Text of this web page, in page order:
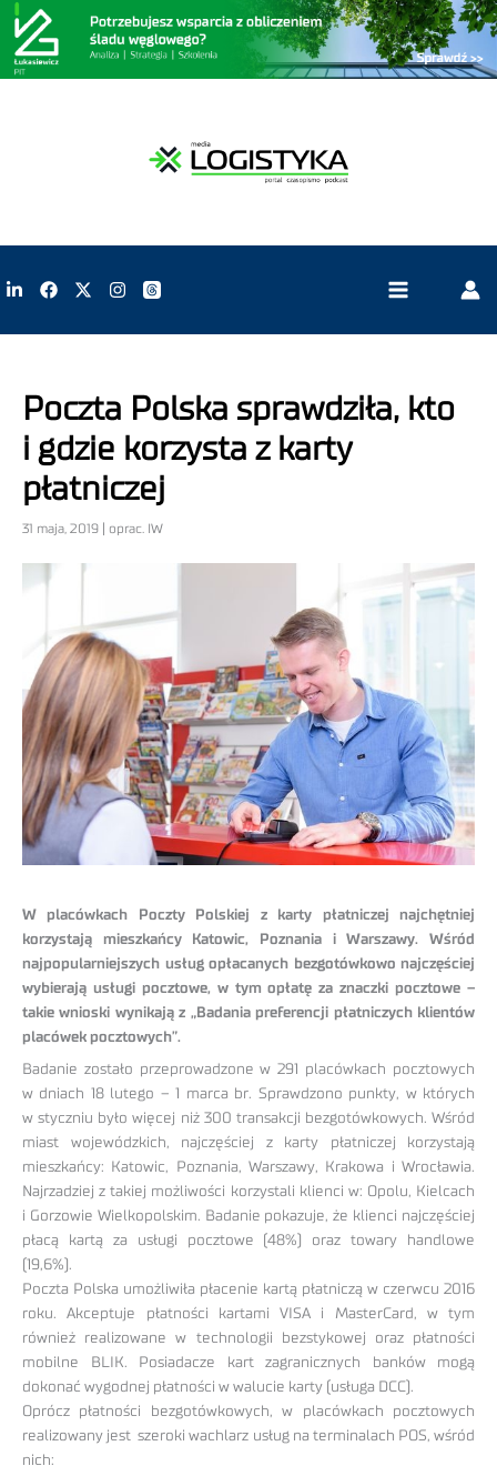
Poczta Polska sprawdziła, kto
i gdzie korzysta z karty
płatniczej
31 maja, 2019 | oprac. IW
W placówkach Poczty Polskiej z karty płatniczej najchętniej
korzystają mieszkańcy Katowic, Poznania i Warszawy. Wśród
najpopularniejszych usług opłacanych bezgotówkowo najczęściej
wybierają usługi pocztowe, w tym opłatę za znaczki pocztowe –
takie wnioski wynikają z „Badania preferencji płatniczych klientów
placówek pocztowych”.
Badanie zostało przeprowadzone w 291 placówkach pocztowych
w dniach 18 lutego – 1 marca br. Sprawdzono punkty, w których
w styczniu było więcej niż 300 transakcji bezgotówkowych. Wśród
miast wojewódzkich, najczęściej z karty płatniczej korzystają
mieszkańcy: Katowic, Poznania, Warszawy, Krakowa i Wrocławia.
Najrzadziej z takiej możliwości korzystali klienci w: Opolu, Kielcach
i Gorzowie Wielkopolskim. Badanie pokazuje, że klienci najczęściej
płacą kartą za usługi pocztowe (48%) oraz towary handlowe
(19,6%).
Poczta Polska umożliwiła płacenie kartą płatniczą w czerwcu 2016
roku. Akceptuje płatności kartami VISA i MasterCard, w tym
również realizowane w technologii bezstykowej oraz płatności
mobilne BLIK. Posiadacze kart zagranicznych banków mogą
dokonać wygodnej płatności w walucie karty (usługa DCC).
Oprócz płatności bezgotówkowych, w placówkach pocztowych
realizowany jest szeroki wachlarz usług na terminalach POS, wśród
nich: